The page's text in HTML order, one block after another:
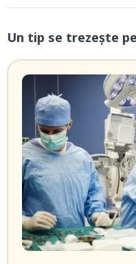
Un tip se trezeşte